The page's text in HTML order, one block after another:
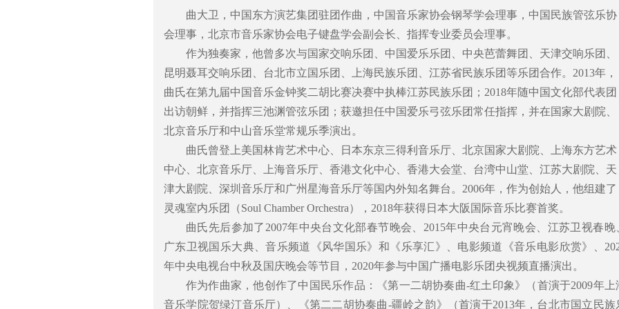
曲大卫，中国东方演艺集团驻团作曲，中国音乐家协会钢琴学会理事，中国民族管弦乐协
会理事，北京市音乐家协会电子键盘学会副会长、指挥专业委员会理事。
作为独奏家，他曾多次与国家交响乐团、中国爱乐乐团、中央芭蕾舞团、天津交响乐团、
昆明聂耳交响乐团、台北市立国乐团、上海民族乐团、江苏省民族乐团等乐团合作。2013年，
曲氏在第九届中国音乐金钟奖二胡比赛决赛中执棒江苏民族乐团；2018年随中国文化部代表团
出访朝鲜，并指挥三池渊管弦乐团；获邀担任中国爱乐弓弦乐团常任指挥，并在国家大剧院、
北京音乐厅和中山音乐堂常规乐季演出。
曲氏曾登上美国林肯艺术中心、日本东京三得利音乐厅、北京国家大剧院、上海东方艺术
中心、北京音乐厅、上海音乐厅、香港文化中心、香港大会堂、台湾中山堂、江苏大剧院、天
津大剧院、深圳音乐厅和广州星海音乐厅等国内外知名舞台。2006年，作为创始人，他组建了
灵魂室内乐团（Soul Chamber Orchestra），2018年获得日本大阪国际音乐比赛首奖。
曲氏先后参加了2007年中央台文化部春节晚会、2015年中央台元宵晚会、江苏卫视春晚
广东卫视国乐大典、音乐频道《风华国乐》和《乐享汇》、电影频道《音乐电影欣赏》、
年中央电视台中秋及国庆晚会等节目，2020年参与中国广播电影乐团央视频直播演出。
作为作曲家，他创作了中国民乐作品：《第一二胡协奏曲-红土印象》（首演于2009年上
音乐学院贺绿汀音乐厅）、《第二二胡协奏曲-疆岭之韵》（首演于2013年，台北市国立民族